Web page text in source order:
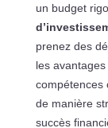
un budget
prenez des
les
compétences
de manière
succès